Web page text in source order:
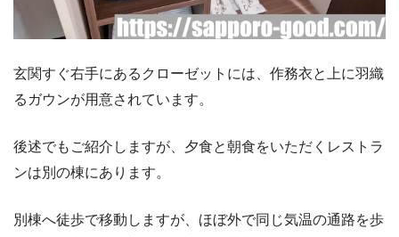
玄関すぐ右手にあるクローゼットには、作務衣と上に羽織
るガウンが用意されています。
後述でもご紹介しますが、夕食と朝食をいただくレストラ
ンは別の棟にあります。
別棟へ徒歩で移動しますが、ほぼ外で同じ気温の通路を歩